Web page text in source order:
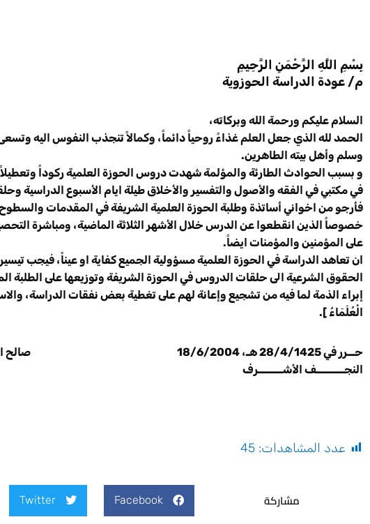
بِسْمِ اللَّهِ الرَّحْمَنِ الرَّحِيمِ
م/ عودة الدراسة الحوزوية
السلام عليكم ورحمة الله وبركاته،
الحمد لله الذي جعل العلم غذاءً روحياً دائماً، وكمالاً تنجذب النفوس اليه وتسعى
وسلم وأهل بيته الطاهرين.
و بسبب الحوادث الطارئة والمؤلمة شهدت دروس الحوزة العلمية ركوداً وتعطيلاً
في مكتبي في الفقه والأصول والتفسير والأخلاق طيلة ايام الأسبوع الدراسية
فأرجو من اخواني أساتذة وطلبة الحوزة العلمية الشريفة في المقدمات
خصوصاً الذين انقطعوا عن الدرس خلال الأشهر الثلاثة الماضية، ومباشرة
على المؤمنين والمؤمنات ايضاً.
ان تعاهد الدراسة في الحوزة العلمية مسؤولية الجميع كفاية او عيناً، فيجب
الحقوق الشرعية الى حلقات الدروس في الحوزة الشريفة وتوزيعها على
إبراء الذمة لما فيه من تشجيع وإعانة لهم على تغطية بعض نفقات الدراسة،
الْعُلَمَاءُ ].
حــرر في 28/4/1425 هـ، 18/6/2004 صالح الطائي
النجــــــــف الأشـــــــرف
عدد المشاهدات: 45
مشاركة Facebook
Twitter